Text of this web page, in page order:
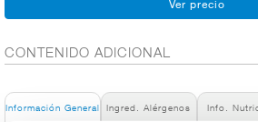
AL
FRUTAS Y
CONTENIDO ADICIONAL
Información General Ingred. Alérgenos Info.